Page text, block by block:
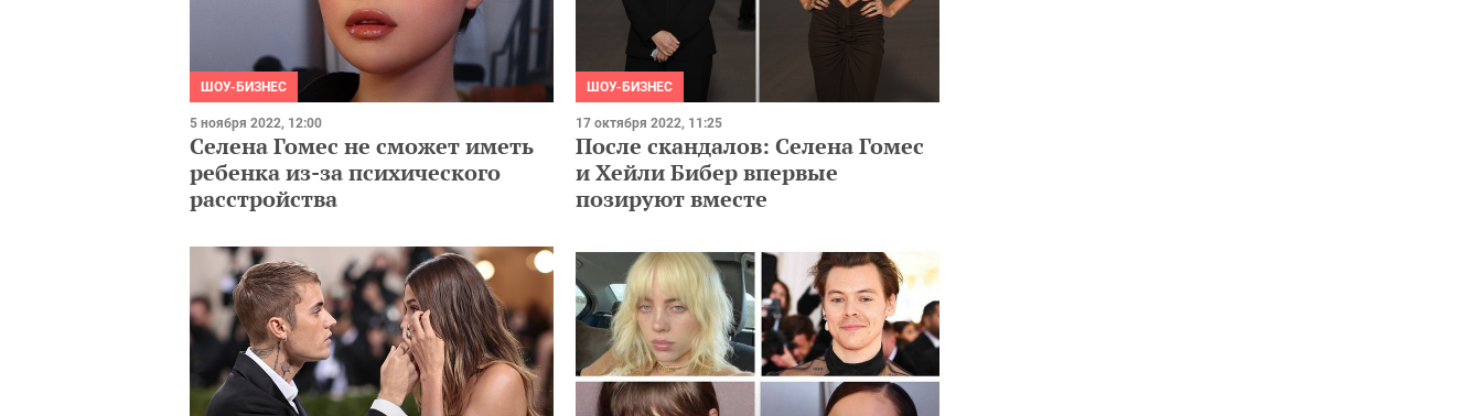
ШОУ-БИЗНЕС
5 ноября 2022, 12:00
Селена Гомес не сможет иметь
ребенка из-за психического
расстройства
ШОУ-БИЗНЕС
17 октября 2022, 11:25
После скандалов: Селена Гомес
и Хейли Бибер впервые
позируют вместе